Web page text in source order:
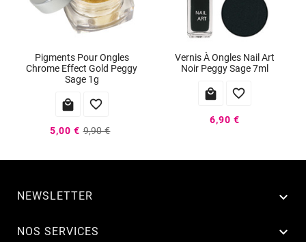
Pigments Pour Ongles
Chrome Effect Gold Peggy
Sage 1g
 
5,00 € 9,90 €
Vernis À Ongles Nail Art
Noir Peggy Sage 7ml
 
6,90 €
NEWSLETTER 
NOS SERVICES 